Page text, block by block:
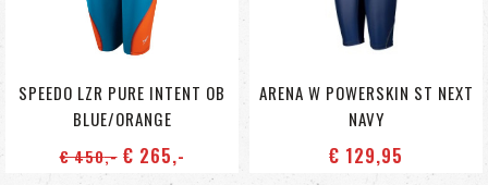
SPEEDO LZR PURE INTENT OB
BLUE/ORANGE
€ 450,-€ 265,-
ARENA W POWERSKIN ST NEXT
NAVY
€ 129,95